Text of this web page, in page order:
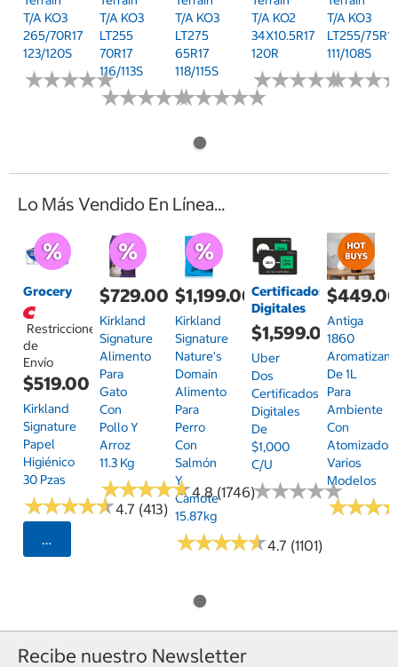
T/A KO3
265/70R17
123/120S
★★★★★
★★★★★
T/A KO3
LT255
70R17
116/113S
★★★★★
★★★★★
T/A KO3
LT275
65R17
118/115S
★★★★★
★★★★★
T/A KO2
34X10.5R17
120R
★★★★★
★★★★★
T/A KO3
LT255/
111/108S
★★★
★★★
Lo Más Vendido En Línea...
Grocery
Restricciones
de
Envío
$519.00
Kirkland
Signature
Papel
Higiénico
30 Pzas
★★★★★
★★★★★4.7 (413)
Seleccionar Código Postal
$729.00
Kirkland
Signature
Alimento
Para
Gato
Con
Pollo Y
Arroz
11.3 Kg
★★★★★
★★★★★4.8 (1746)
$1,199.00
Kirkland
Signature
Nature's
Domain
Alimento
Para
Perro
Con
Salmón
Y
Camote
15.87kg
★★★★★
★★★★★4.7 (1101)
Certificados
Digitales
$1,599.00
Uber
Dos
Certificados
Digitales
De
$1,000
C/u
★★★★★
★★★★★
Antiga
1860
De 1L
Para
Ambiente
Con
Atomizador,
Varios
Modelos
★★★
★★★
Recibe nuestro Newsletter